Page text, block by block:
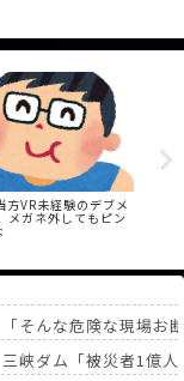
方VR未経験のデブメ
メガネ外してもピン
そんな危険な現場
峡ダム「被災者1億